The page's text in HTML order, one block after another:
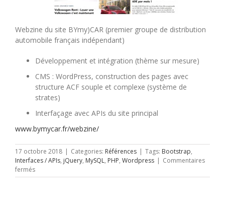
Webzine du site BYmy)CAR (premier groupe de distribution
automobile français indépendant)
Développement et intégration (thème sur mesure)
CMS : WordPress, construction des pages avec
structure ACF souple et complexe (système de
strates)
Interfaçage avec APIs du site principal
www.bymycar.fr/webzine/
17 octobre 2018 | Categories: Références | Tags: Bootstrap,
Interfaces / APIs, jQuery, MySQL, PHP, Wordpress | Commentaires
ferméssur
Webzine